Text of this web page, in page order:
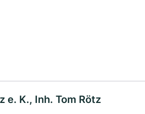
e. K., Inh. Tom Rötz